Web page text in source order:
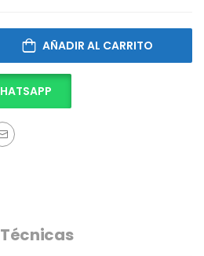
AÑADIR AL CARRITO